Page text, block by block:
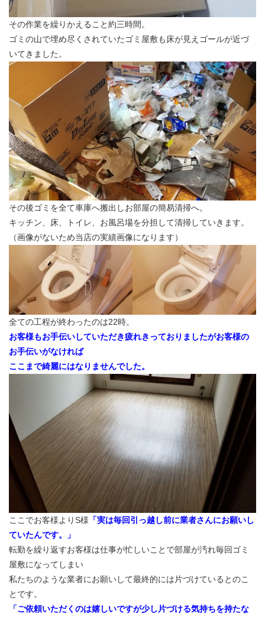
その作業を繰りかえること約三時間。
ゴミの山で埋め尽くされていたゴミ屋敷も床が見えゴールが近づ
いてきました。
その後ゴミを全て車庫へ搬出しお部屋の簡易清掃へ。
キッチン、床、トイレ、お風呂場を分担して清掃していきます。
（画像がないため当店の実績画像になります）
全ての工程が終わったのは22時。
お客様もお手伝いしていただき疲れきっておりましたがお客様の
お手伝いがなければ
ここまで綺麗にはなりませんでした。
ここでお客様よりS様 「実は毎回引っ越し前に業者さんにお願いし
ていたんです。」
転勤を繰り返すお客様は仕事が忙しいことで部屋が汚れ毎回ゴミ
屋敷になってしまい
私たちのような業者にお願いして最終的には片づけているとのこ
とです。
「ご依頼いただくのは嬉しいですが少し片づける気持ちを持たな